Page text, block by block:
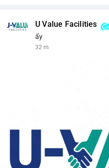
U Value Facilities
ấy
32 m